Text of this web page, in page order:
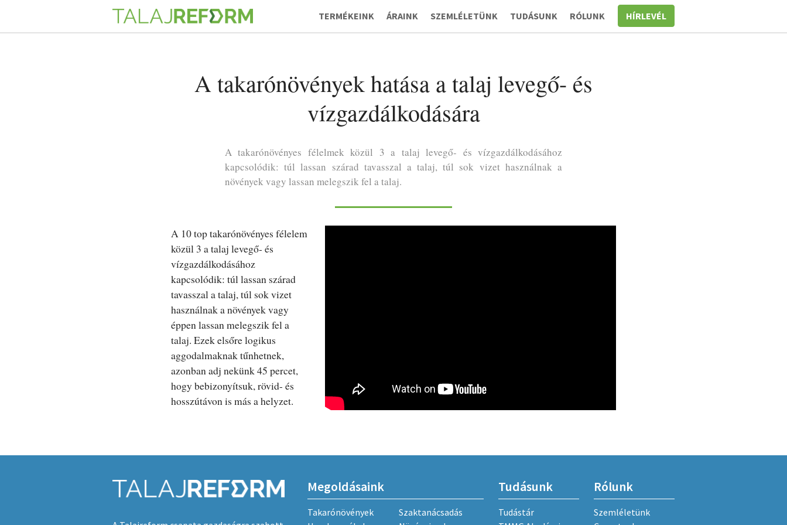
TERMÉKEINK
ÁRAINK SZEMLÉLETÜNK TUDÁSUNK RÓLUNK HÍRLEVÉL
A takarónövények hatása a talaj levegő- és
vízgazdálkodására
A takarónövényes félelmek közül 3 a talaj levegő- és vízgazdálkodásához
kapcsolódik: túl lassan szárad tavasszal a talaj, túl sok vizet használnak a
növények vagy lassan melegszik fel a talaj.
A 10 top takarónövényes félelem
közül 3 a talaj levegő- és
vízgazdálkodásához
kapcsolódik: túl lassan szárad
tavasszal a talaj, túl sok vizet
használnak a növények vagy
éppen lassan melegszik fel a
talaj. Ezek elsőre logikus
aggodalmaknak tűnhetnek,
azonban adj nekünk 45 percet,
hogy bebizonyítsuk, rövid- és
hosszútávon is más a helyzet.
Megoldásaink
Takarónövények
Szaktanácsadás
Tudásunk
Tudástár
Rólunk
Szemléletünk